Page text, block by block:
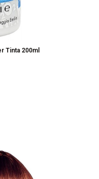
Tinta 200ml